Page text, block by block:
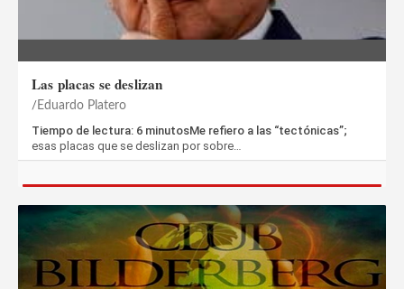
Las placas se deslizan
Eduardo Platero
Tiempo de lectura: 6 minutosMe refiero a las “tectónicas”;
esas placas que se deslizan por sobre…